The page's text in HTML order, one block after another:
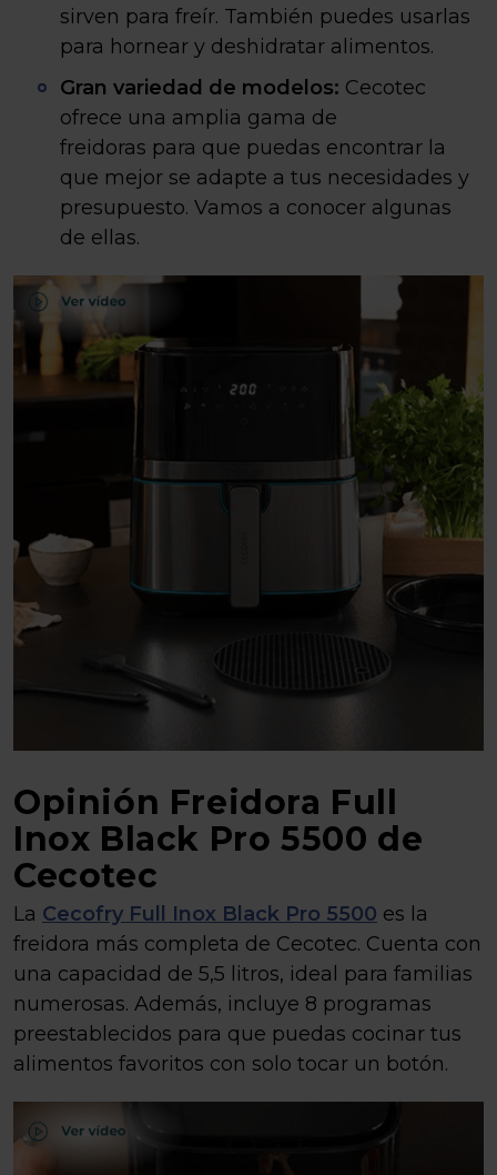
sirven para freír. También puedes usarlas
para hornear y deshidratar alimentos.
Gran variedad de modelos: Cecotec
ofrece una amplia gama de
freidoras para que puedas encontrar la
que mejor se adapte a tus necesidades y
presupuesto. Vamos a conocer algunas
de ellas.
Opinión Freidora Full
Inox Black Pro 5500 de
Cecotec
La Cecofry Full Inox Black Pro 5500 es la
freidora más completa de Cecotec. Cuenta con
una capacidad de 5,5 litros, ideal para familias
numerosas. Además, incluye 8 programas
preestablecidos para que puedas cocinar tus
alimentos favoritos con solo tocar un botón.